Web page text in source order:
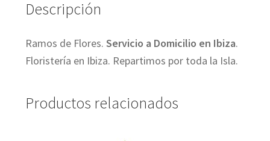
Descripción
Ramos de Flores. Servicio a Domicilio en Ibiza.
Floristería en Ibiza. Repartimos por toda la Isla.
Productos relacionados